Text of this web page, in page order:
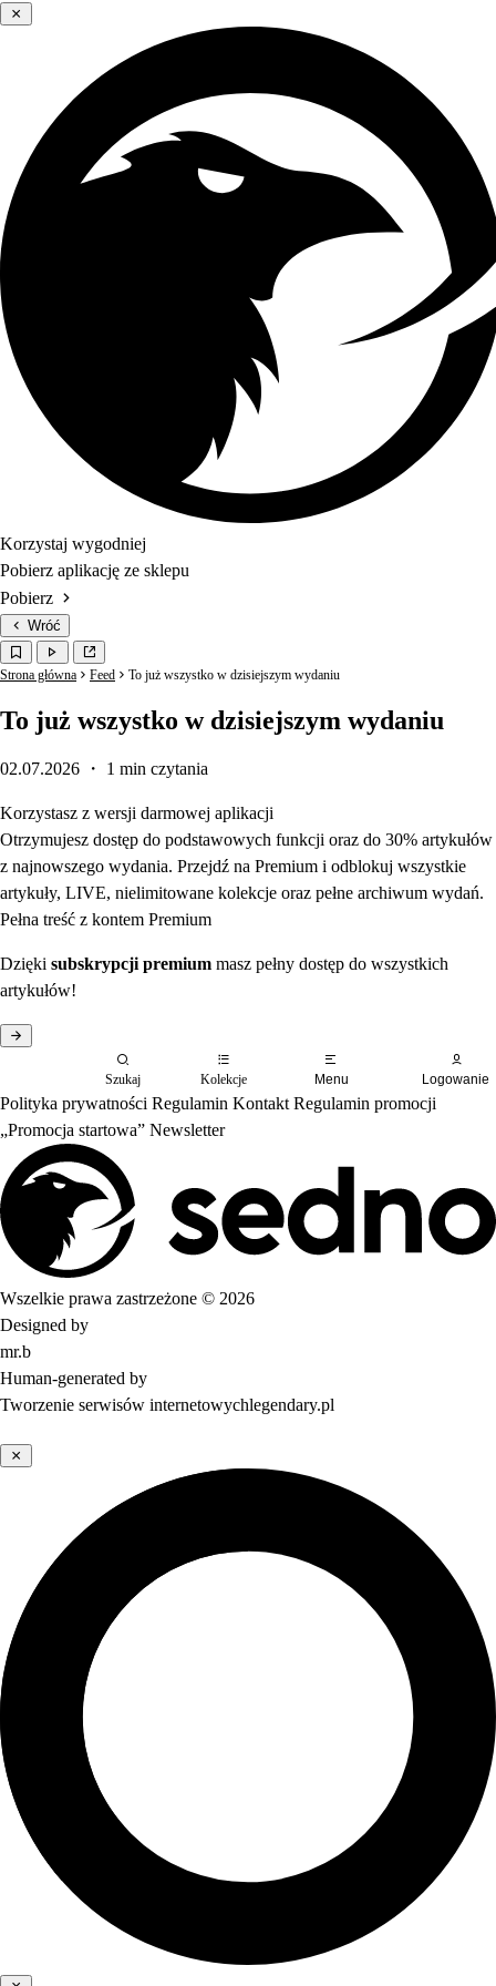
Korzystaj wygodniej
Pobierz aplikację ze sklepu
Pobierz
Wróć
Strona główna Feed To już wszystko w dzisiejszym wydaniu
To już wszystko w dzisiejszym wydaniu
02.07.2026 ・ 1 min czytania
Korzystasz z wersji darmowej aplikacji
Otrzymujesz dostęp do podstawowych funkcji oraz do 30% artykułów
z najnowszego wydania. Przejdź na Premium i odblokuj wszystkie
artykuły, LIVE, nielimitowane kolekcje oraz pełne archiwum wydań.
Pełna treść z kontem Premium
Dzięki subskrypcji premium masz pełny dostęp do wszystkich
artykułów!
Szukaj Kolekcje Menu Logowanie
Polityka prywatności Regulamin Kontakt Regulamin promocji
„Promocja startowa” Newsletter
Wszelkie prawa zastrzeżone © 2026
Designed by
mr.b
Human-generated by
Tworzenie serwisów internetowychlegendary.pl